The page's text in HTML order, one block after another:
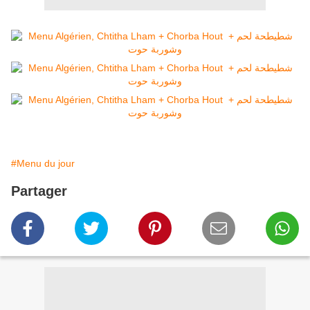
#Menu du jour
Partager